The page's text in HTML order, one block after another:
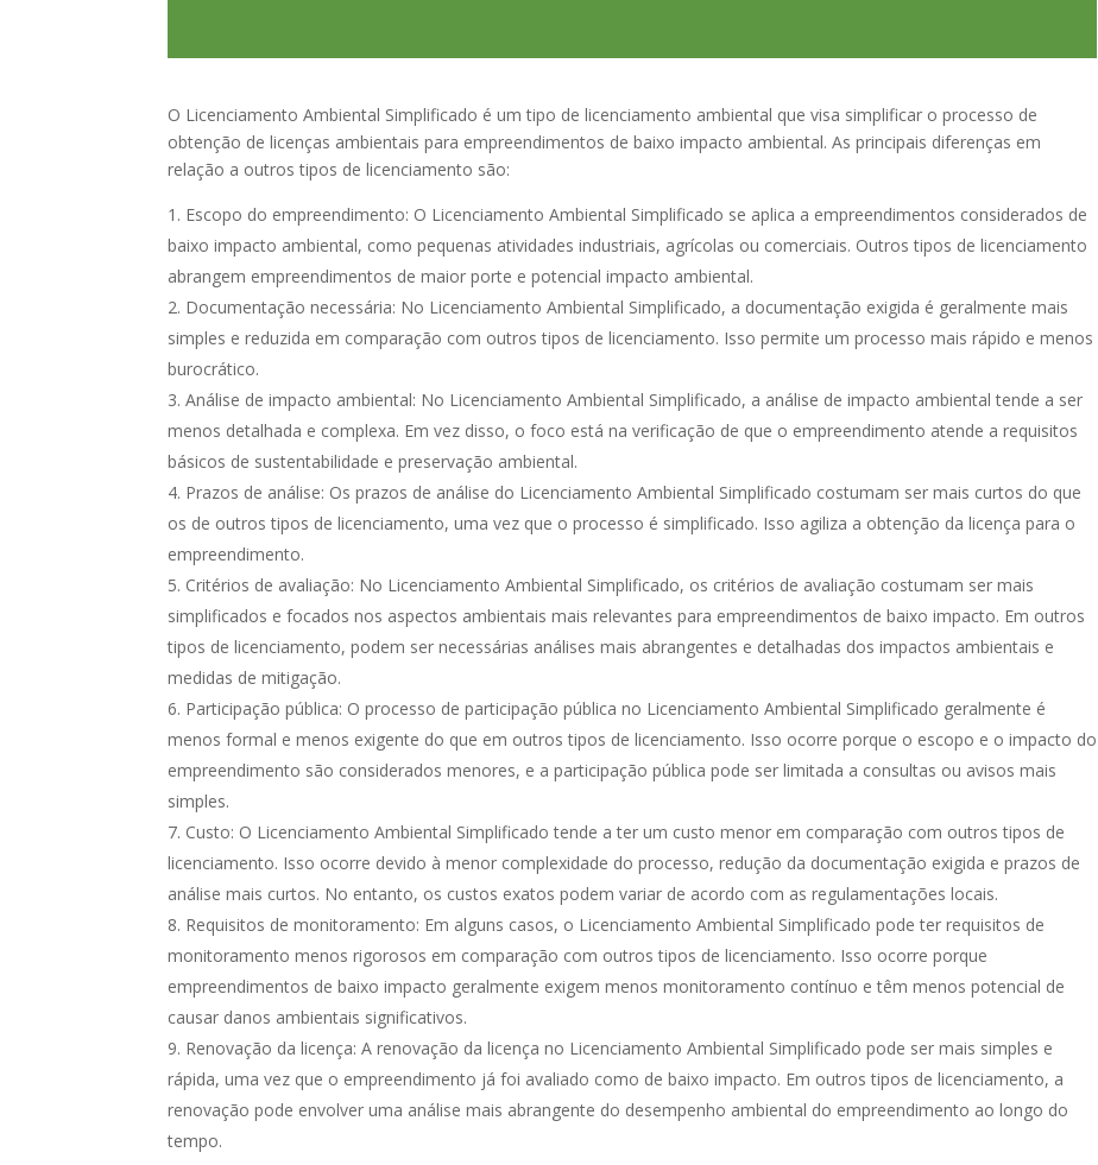
O Licenciamento Ambiental Simplificado é um tipo de licenciamento ambiental que visa simplificar o processo de
obtenção de licenças ambientais para empreendimentos de baixo impacto ambiental. As principais diferenças em
relação a outros tipos de licenciamento são:
Escopo do empreendimento: O Licenciamento Ambiental Simplificado se aplica a empreendimentos considerados de
baixo impacto ambiental, como pequenas atividades industriais, agrícolas ou comerciais. Outros tipos de licenciamento
abrangem empreendimentos de maior porte e potencial impacto ambiental.
Documentação necessária: No Licenciamento Ambiental Simplificado, a documentação exigida é geralmente mais
simples e reduzida em comparação com outros tipos de licenciamento. Isso permite um processo mais rápido e menos
burocrático.
Análise de impacto ambiental: No Licenciamento Ambiental Simplificado, a análise de impacto ambiental tende a ser
menos detalhada e complexa. Em vez disso, o foco está na verificação de que o empreendimento atende a requisitos
básicos de sustentabilidade e preservação ambiental.
Prazos de análise: Os prazos de análise do Licenciamento Ambiental Simplificado costumam ser mais curtos do que
os de outros tipos de licenciamento, uma vez que o processo é simplificado. Isso agiliza a obtenção da licença para o
empreendimento.
Critérios de avaliação: No Licenciamento Ambiental Simplificado, os critérios de avaliação costumam ser mais
simplificados e focados nos aspectos ambientais mais relevantes para empreendimentos de baixo impacto. Em outros
tipos de licenciamento, podem ser necessárias análises mais abrangentes e detalhadas dos impactos ambientais e
medidas de mitigação.
Participação pública: O processo de participação pública no Licenciamento Ambiental Simplificado geralmente é
menos formal e menos exigente do que em outros tipos de licenciamento. Isso ocorre porque o escopo e o impacto do
empreendimento são considerados menores, e a participação pública pode ser limitada a consultas ou avisos mais
simples.
Custo: O Licenciamento Ambiental Simplificado tende a ter um custo menor em comparação com outros tipos de
licenciamento. Isso ocorre devido à menor complexidade do processo, redução da documentação exigida e prazos de
análise mais curtos. No entanto, os custos exatos podem variar de acordo com as regulamentações locais.
Requisitos de monitoramento: Em alguns casos, o Licenciamento Ambiental Simplificado pode ter requisitos de
monitoramento menos rigorosos em comparação com outros tipos de licenciamento. Isso ocorre porque
empreendimentos de baixo impacto geralmente exigem menos monitoramento contínuo e têm menos potencial de
causar danos ambientais significativos.
Renovação da licença: A renovação da licença no Licenciamento Ambiental Simplificado pode ser mais simples e
rápida, uma vez que o empreendimento já foi avaliado como de baixo impacto. Em outros tipos de licenciamento, a
renovação pode envolver uma análise mais abrangente do desempenho ambiental do empreendimento ao longo do
tempo.